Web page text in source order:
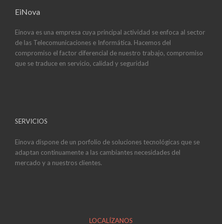
EiNova
Einova es una empresa cuya principal actividad se enfoca al sector
de las Telecomunicaciones e Informática. Hacemos del
compromiso el factor diferencial de nuestro trabajo, compromiso
que se traduce en servicio, calidad y seguridad
SERVICIOS
Einova dispone de un porfolio de soluciones tecnológicas que se
adaptan continuamente a las cambiantes necesidades del
mercado y a nuestros clientes.
LOCALÍZANOS